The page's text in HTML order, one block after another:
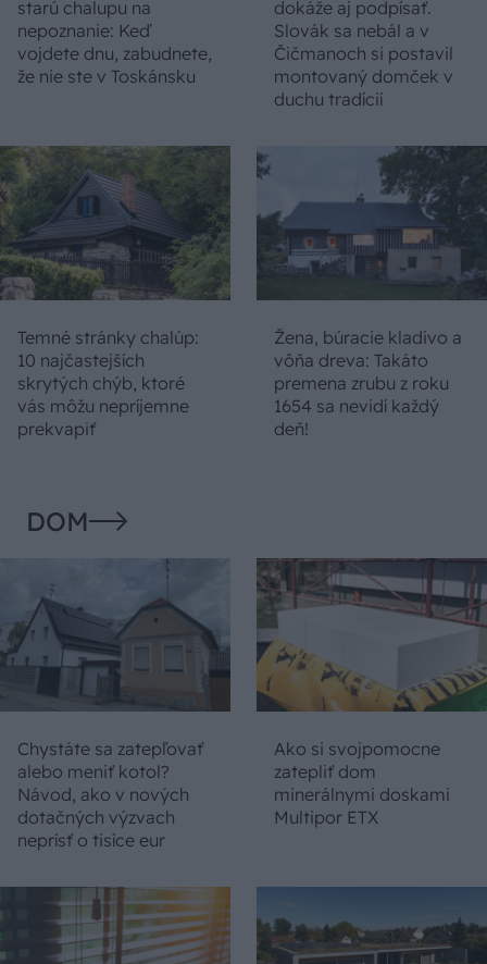
starú chalupu na
nepoznanie: Keď
vojdete dnu, zabudnete,
že nie ste v Toskánsku
dokáže aj podpísať.
Slovák sa nebál a v
Čičmanoch si postavil
montovaný domček v
duchu tradícií
Temné stránky chalúp:
10 najčastejších
skrytých chýb, ktoré
vás môžu nepríjemne
prekvapiť
Žena, búracie kladivo a
vôňa dreva: Takáto
premena zrubu z roku
1654 sa nevidí každý
deň!
DOM
Chystáte sa zatepľovať
alebo meniť kotol?
Návod, ako v nových
dotačných výzvach
neprísť o tisíce eur
Ako si svojpomocne
zatepliť dom
minerálnymi doskami
Multipor ETX